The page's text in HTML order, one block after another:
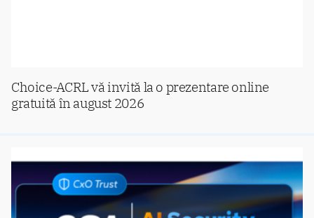
Choice-ACRL vă invită la o prezentare online
gratuită în august 2026